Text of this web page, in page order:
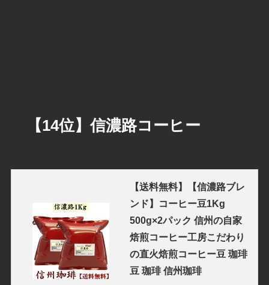
【14位】信濃路コーヒー
【送料無料】【信濃路ブレ
ンド】コーヒー豆1Kg
500g×2パック 信州の自家
焙煎コーヒー工房こだわり
の直火焙煎コーヒー豆 珈琲
豆 珈琲 信州珈琲